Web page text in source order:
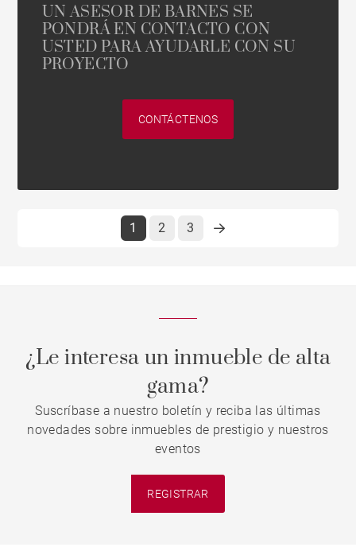
UN ASESOR DE BARNES SE
PONDRÁ EN CONTACTO CON
USTED PARA AYUDARLE CON SU
PROYECTO
CONTÁCTENOS
1 2 3
¿Le interesa un inmueble de alta
gama?
Suscríbase a nuestro boletín y reciba las últimas
novedades sobre inmuebles de prestigio y nuestros
eventos
REGISTRAR